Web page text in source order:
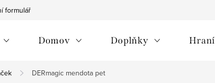
formulář
Domov Doplňky Hraní
DERmagic mendota pet